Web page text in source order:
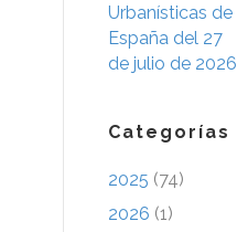
Urbanísticas de
España del 27
de julio de 2026
Categorías
2025 (74)
2026 (1)